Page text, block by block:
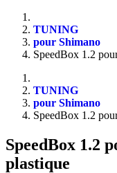
TUNING
pour Shimano
SpeedBox 1.2
TUNING
pour Shimano
SpeedBox 1.2
SpeedBox 1.2
plastique